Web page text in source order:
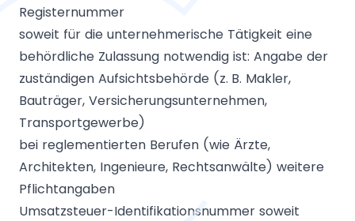
Registernummer
soweit für die unternehmerische Tätigkeit eine
behördliche Zulassung notwendig ist: Angabe der
zuständigen Aufsichtsbehörde (z. B. Makler,
Bauträger, Versicherungsunternehmen,
Transportgewerbe)
bei reglementierten Berufen (wie Ärzte,
Architekten, Ingenieure, Rechtsanwälte) weitere
Pflichtangaben
Umsatzsteuer-Identifikationsnummer soweit